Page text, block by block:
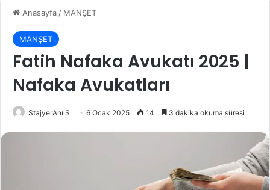
Anasayfa / MANŞET
MANŞET
Fatih Nafaka Avukatı 2025 |
Nafaka Avukatları
StajyerAnılS 6 Ocak 2025 14 3 dakika okuma süresi